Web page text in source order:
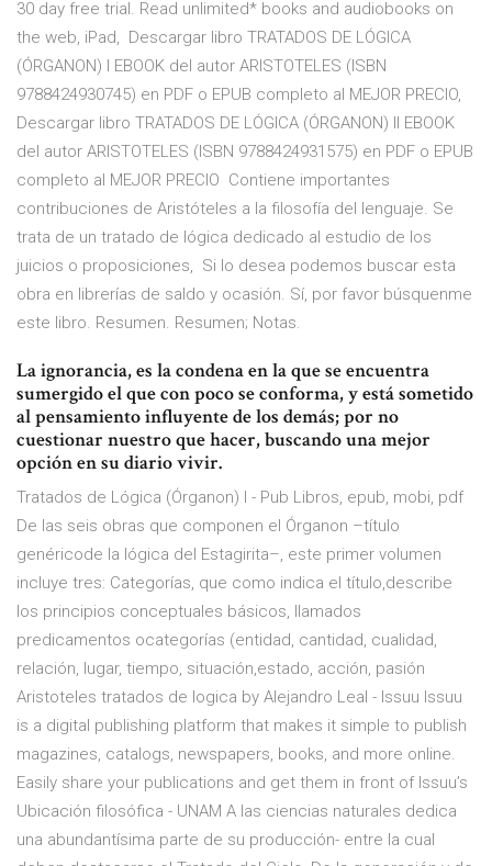
30 day free trial. Read unlimited* books and audiobooks on
the web, iPad, Descargar libro TRATADOS DE LÓGICA
(ÓRGANON) I EBOOK del autor ARISTOTELES (ISBN
9788424930745) en PDF o EPUB completo al MEJOR PRECIO,
Descargar libro TRATADOS DE LÓGICA (ÓRGANON) II EBOOK
del autor ARISTOTELES (ISBN 9788424931575) en PDF o EPUB
completo al MEJOR PRECIO Contiene importantes
contribuciones de Aristóteles a la filosofía del lenguaje. Se
trata de un tratado de lógica dedicado al estudio de los
juicios o proposiciones, Si lo desea podemos buscar esta
obra en librerías de saldo y ocasión. Sí, por favor búsquenme
este libro. Resumen. Resumen; Notas.
La ignorancia, es la condena en la que se encuentra
sumergido el que con poco se conforma, y está sometido
al pensamiento influyente de los demás; por no
cuestionar nuestro que hacer, buscando una mejor
opción en su diario vivir.
Tratados de Lógica (Órganon) I - Pub Libros, epub, mobi, pdf
De las seis obras que componen el Órganon –título
genéricode la lógica del Estagirita–, este primer volumen
incluye tres: Categorías, que como indica el título,describe
los principios conceptuales básicos, llamados
predicamentos ocategorías (entidad, cantidad, cualidad,
relación, lugar, tiempo, situación,estado, acción, pasión
Aristoteles tratados de logica by Alejandro Leal - Issuu Issuu
is a digital publishing platform that makes it simple to publish
magazines, catalogs, newspapers, books, and more online.
Easily share your publications and get them in front of Issuu’s
Ubicación filosófica - UNAM A las ciencias naturales dedica
una abundantísima parte de su producción- entre la cual